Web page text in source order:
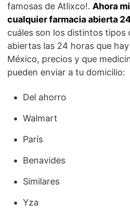
famosas de Atlixco!. Ahora
cualquier farmacia abierta
cuáles son los distintos tipos
abiertas las 24 horas que
México, precios y que
pueden enviar a tu domicilio:
Del ahorro
Walmart
París
Benavides
Similares
Yza